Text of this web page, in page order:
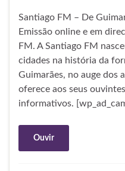
Santiago FM – De
Emissão online e em
FM. A Santiago FM
cidades na história da
Guimarães, no auge dos
oferece aos seus
informativos.
Ouvir